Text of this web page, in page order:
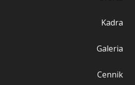
Kadra
Galeria
Cennik